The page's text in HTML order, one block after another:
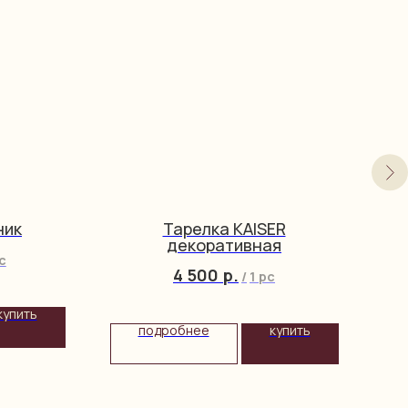
Тарелка KAISER
декоративная
4 500 р. / 1 pc
подробнее купить